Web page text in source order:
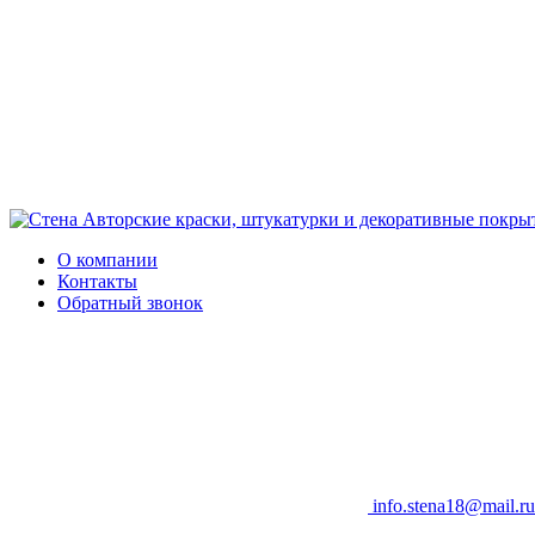
Авторские краски, штукатурки и декоративные
О компании
Контакты
Обратный звонок
info.stena18@mail.ru